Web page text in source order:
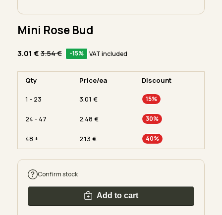
Mini Rose Bud
3.01 €3.54€ -15% VAT included
Qty Price/ea Discount
1 - 23 3.01 € 15%
24 - 47 2.48 € 30%
48 + 2.13 € 40%
Confirm stock
Add to cart